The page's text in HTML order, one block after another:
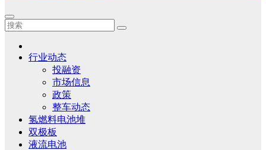
行业动态
投融资
市场信息
政策
整车动态
氢燃料电池堆
双极板
液流电池